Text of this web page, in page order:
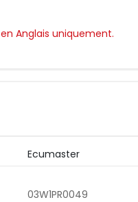
Anglais uniquement.
Ecumaster
03W1PR0049